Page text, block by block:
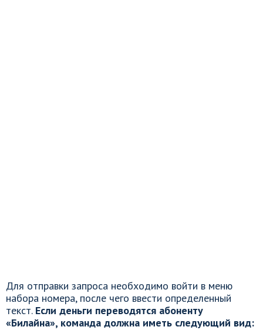
Для отправки запроса необходимо войти в меню
набора номера, после чего ввести определенный
текст. Если деньги переводятся абоненту
«Билайна», команда должна иметь следующий вид: